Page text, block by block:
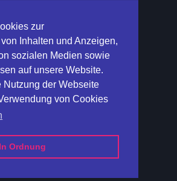
zur
Inhalten und Anzeigen,
sozialen Medien sowie
auf unsere Website.
Nutzung der Webseite
von Cookies
In Ordnung